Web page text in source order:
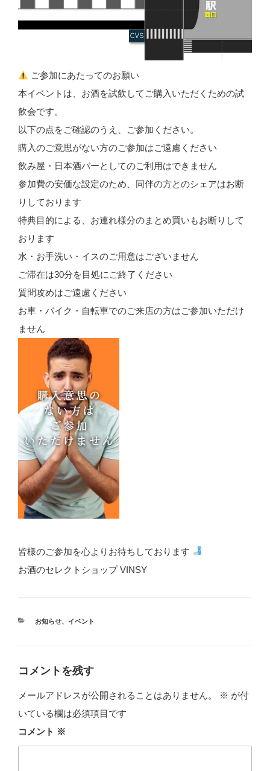
ご参加にあたってのお願い
本イベントは、お酒を試飲してご購入いただくための試
飲会です。
以下の点をご確認のうえ、ご参加ください。
購入のご意思がない方のご参加はご遠慮ください
飲み屋・日本酒バーとしてのご利用はできません
参加費の安価な設定のため、同伴の方とのシェアはお断
りしております
特典目的による、お連れ様分のまとめ買いもお断りして
おります
水・お手洗い・イスのご用意はございません
ご滞在は30分を目処にご終了ください
質問攻めはご遠慮ください
お車・バイク・自転車でのご来店の方はご参加いただけ
ません
皆様のご参加を心よりお待ちしております
お酒のセレクトショップ VINSY
カ
お知らせ、 イベント
コメントを残す
メールアドレスが公開されることはありません。 ※ が付
いている欄は必須項目です
コメント ※